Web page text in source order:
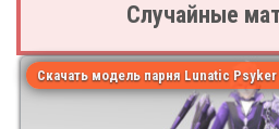
Случайные
Скачать модель парня Lunatic Psyker